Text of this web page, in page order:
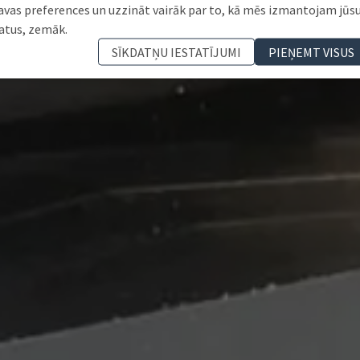
preferences un uzzināt vairāk par to, kā mēs izmantojam
zemāk.
SĪKDATŅU IESTATĪJUMI
PIEŅEMT VISUS